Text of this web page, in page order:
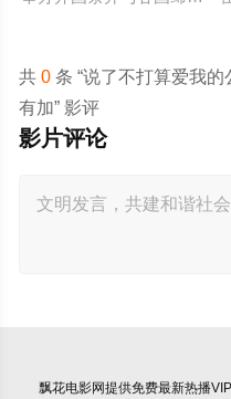
共 0条 “说了不打算爱我的
有加” 影评
影片评论
飘花电影网提供免费最新热播